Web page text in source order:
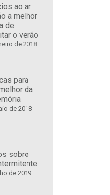
ao ar
a melhor
de
o verão
de 2018
para
da
de 2018
sobre
de 2019